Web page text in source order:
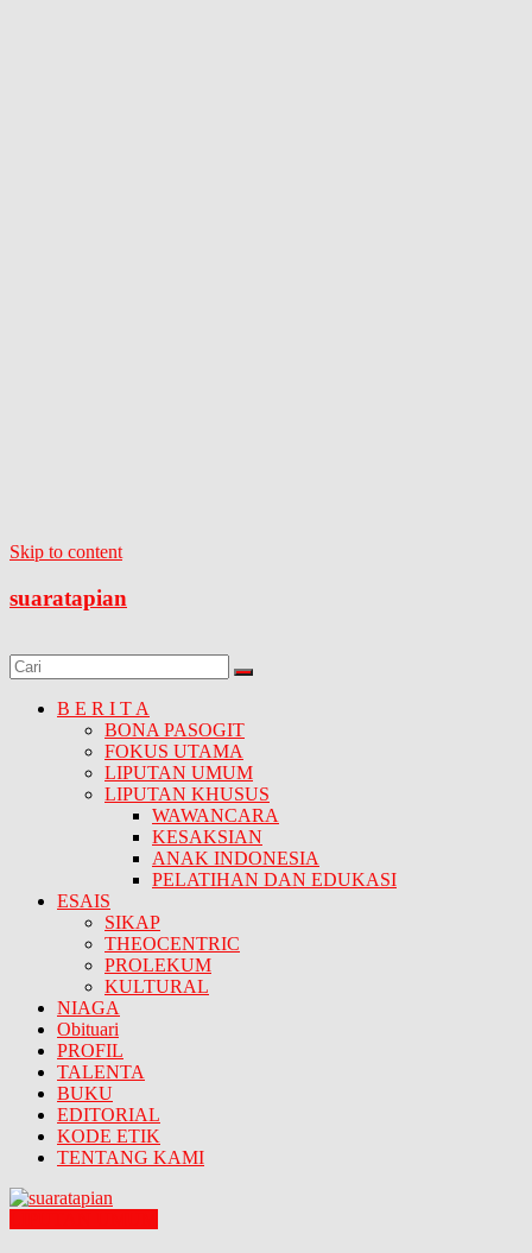
Skip to content
suaratapian
B E R I T A
BONA PASOGIT
FOKUS UTAMA
LIPUTAN UMUM
LIPUTAN KHUSUS
WAWANCARA
KESAKSIAN
ANAK INDONESIA
PELATIHAN DAN EDUKASI
ESAIS
SIKAP
THEOCENTRIC
PROLEKUM
KULTURAL
NIAGA
Obituari
PROFIL
TALENTA
BUKU
EDITORIAL
KODE ETIK
TENTANG KAMI